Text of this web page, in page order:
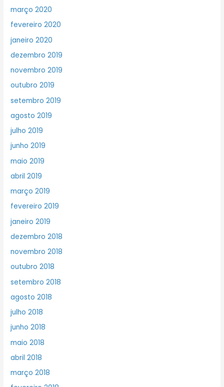
março 2020
fevereiro 2020
janeiro 2020
dezembro 2019
novembro 2019
outubro 2019
setembro 2019
agosto 2019
julho 2019
junho 2019
maio 2019
abril 2019
março 2019
fevereiro 2019
janeiro 2019
dezembro 2018
novembro 2018
outubro 2018
setembro 2018
agosto 2018
julho 2018
junho 2018
maio 2018
abril 2018
março 2018